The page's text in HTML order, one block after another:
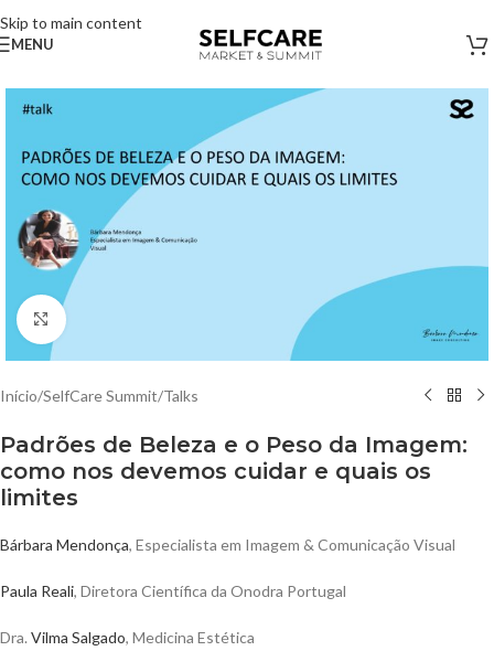
Skip to main content
MENU
Clique para ampliar
Início/SelfCare Summit/Talks
Padrões de Beleza e o Peso da Imagem:
como nos devemos cuidar e quais os
limites
Bárbara Mendonça, Especialista em Imagem & Comunicação Visual
Paula Reali, Diretora Científica da Onodra Portugal
Dra. Vilma Salgado, Medicina Estética